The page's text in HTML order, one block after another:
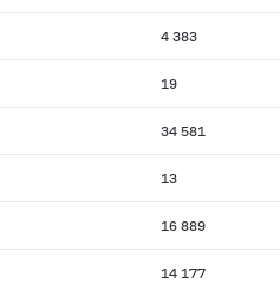
4 383
19
34 581
13
16 889
14 177